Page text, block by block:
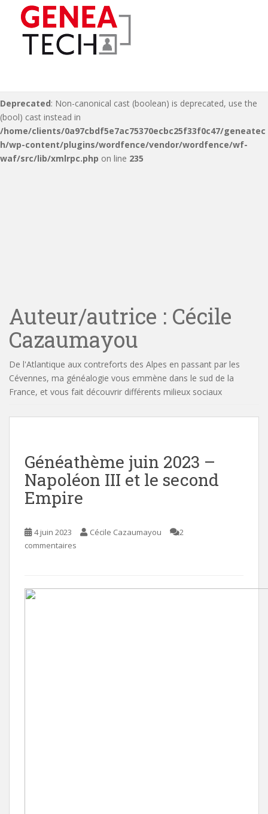
Deprecated: Non-canonical cast (double) is deprecated, use the
(float) cast instead in
/home/clients/0a97cbdf5e7ac75370ecbc25f33f0c47/geneatec
Deprecated: Non-canonical cast (boolean) is deprecated, use the
(bool) cast instead in
/home/clients/0a97cbdf5e7ac75370ecbc25f33f0c47/geneatec
h/wp-content/plugins/wordfence/vendor/wordfence/wf-
waf/src/lib/xmlrpc.php on line 235
Auteur/autrice : Cécile
Cazaumayou
De l'Atlantique aux contreforts des Alpes en passant par les
Cévennes, ma généalogie vous emmène dans le sud de la
France, et vous fait découvrir différents milieux sociaux
Généathème juin 2023 –
Napoléon III et le second
Empire
4 juin 2023 Cécile Cazaumayou
2
commentaires